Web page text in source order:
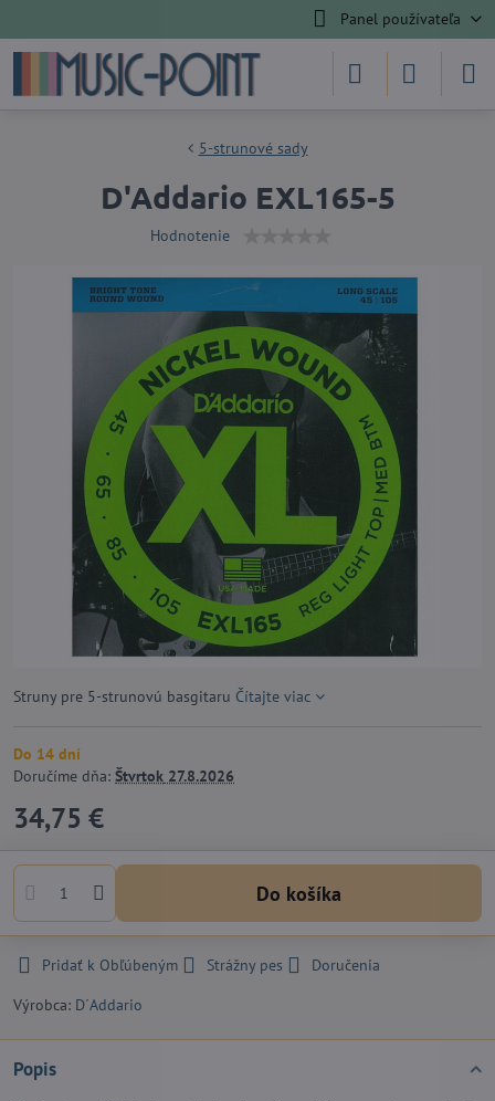
Panel používateľa
5-strunové sady
D'Addario EXL165-5
Hodnotenie
Struny pre 5-strunovú basgitaru Čítajte viac
Do 14 dní
Doručíme dňa: Štvrtok 27.8.2026
34,75 €
Do košíka
Pridať k Obľúbeným Strážny pes
Doručenia
Výrobca: D´Addario
Popis